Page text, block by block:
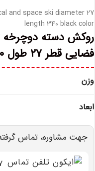
and space ski diameter 27
length 340 black color
روکش دسته دوچرخه
فضایی قطر 27 طول 340 رنگ
وزن
ابعاد
جهت مشاوره، تماس